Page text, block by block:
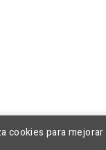
cookies para